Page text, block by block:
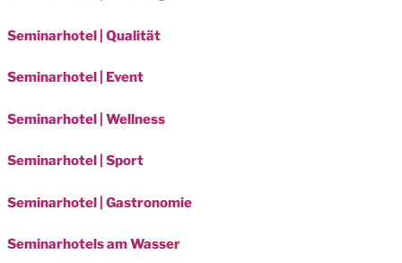
Seminarhotel | Qualität
Seminarhotel | Event
Seminarhotel | Wellness
Seminarhotel | Sport
Seminarhotel | Gastronomie
Seminarhotels am Wasser